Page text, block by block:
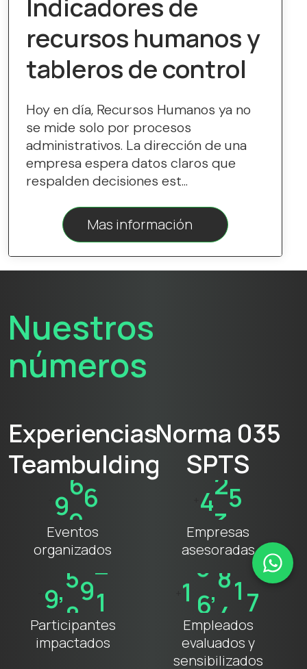
Indicadores de
recursos humanos y
tableros de control
Hoy en día, Recursos Humanos ya no
se mide solo por procesos
administrativos. La dirección de una
empresa espera datos claros que
respalden decisiones est...
Mas información
Nuestros
números
Experiencias
Teambulding
997
Eventos
organizados
9,800
Participantes
impactados
Norma 035
SPTS
430
Empresas
asesoradas
1 6,400
Empleados
evaluados y
sensibilizados